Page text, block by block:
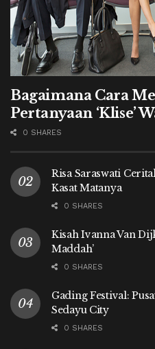
Bagaimana Cara
Pertanyaan ‘Klise’
0 SHARES
Risa Saraswati
Kasat Matanya
0 SHARES
Kisah Ivanna Van
Maddah’
0 SHARES
Gading Festival:
Sedayu City
0 SHARES